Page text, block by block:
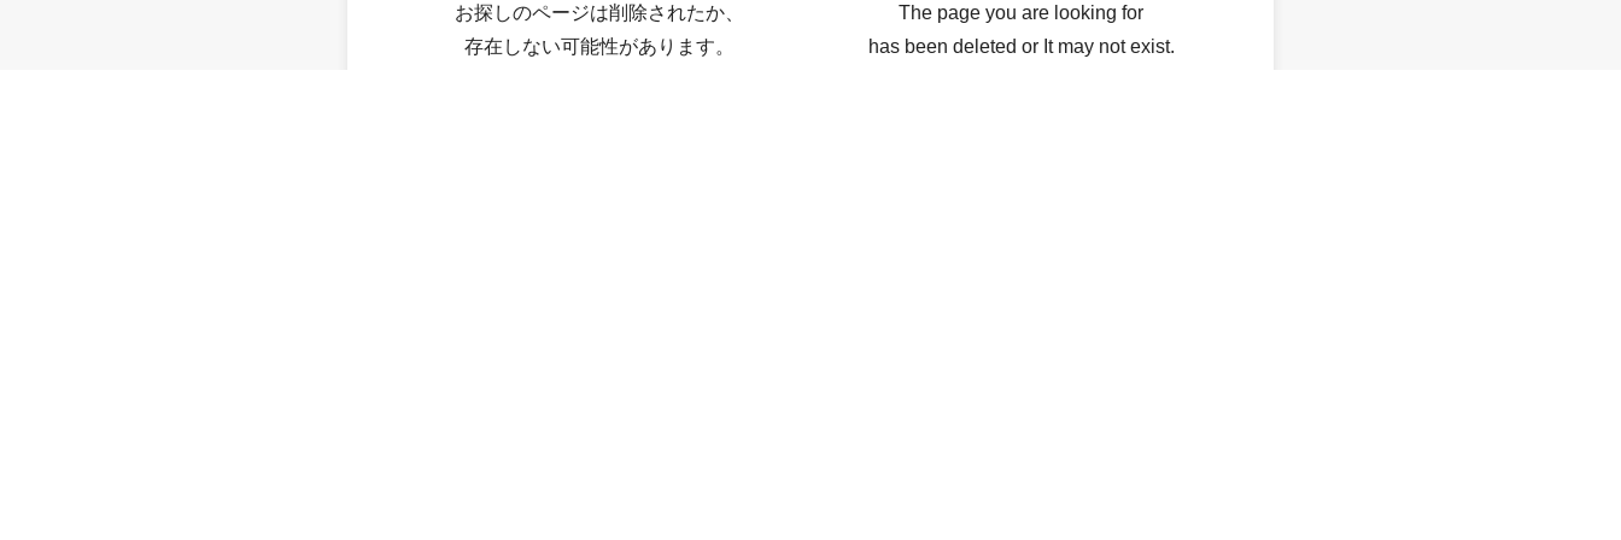
お探しのページは削除されたか、
存在しない可能性があります。
The page you are looking for
has been deleted or It may not exist.